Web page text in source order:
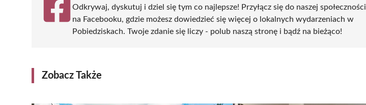
Odkrywaj, dyskutuj i dziel się tym co najlepsze! Przyłącz się do naszej społeczności
na Facebooku, gdzie możesz dowiedzieć się więcej o lokalnych wydarzeniach w
Pobiedziskach. Twoje zdanie się liczy - polub naszą stronę i bądź na bieżąco!
Zobacz Także